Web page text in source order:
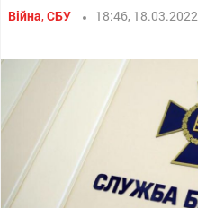
Війна,СБУ 18:46, 18.03.2022